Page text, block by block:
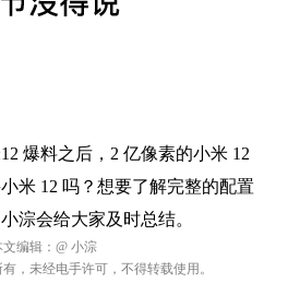
爆料之后，2 亿像素的小米 12
米 12 吗？想要了解完整的配置
淙会给大家及时总结。
编辑： @ 小淙
，未经电手许可，不得转载使用。